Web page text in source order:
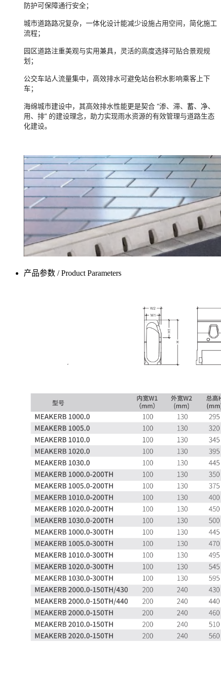
防护可保障通行安全；
城市道路路况复杂，一体化设计能减少设施占用空间，简化施工
流程；
园区道路注重美观与实用兼具，灵活的高度选择可贴合景观规
划；
公交车站人流量集中，高效排水可避免站台积水影响乘客上下
车；
海绵城市建设中，其高效排水性能更是契合 “渗、滞、蓄、净、
用、排” 的建设理念，助力实现雨水资源的有效管理与道路生态
化建设。
产品参数 / Product Parameters